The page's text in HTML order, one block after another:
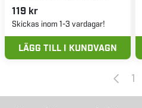
119 kr
Skickas inom 1-3 vardagar!
LÄGG TILL I KUNDVAGN
1